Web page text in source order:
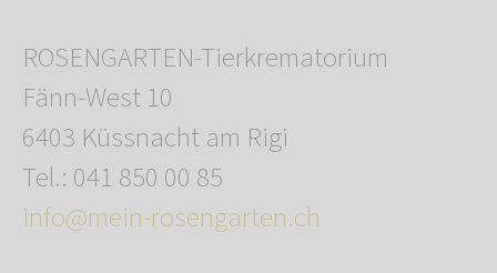
ROSENGARTEN-Tierkrematorium
Fänn-West 10
6403 Küssnacht am Rigi
Tel.: 041 850 00 85
info@mein-rosengarten.ch